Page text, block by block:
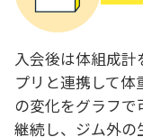
入会後は体組成計
プリと連携して
の変化をグラフ
継続し、ジム外の